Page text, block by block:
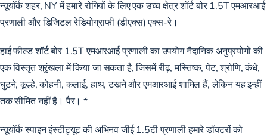
न्यूयॉर्क शहर, NY में हमारे रोगियों के लिए एक उच्च क्षेत्र शॉर्ट बोर 1.5T एमआरआई
प्रणाली और डिजिटल रेडियोग्राफी (डीएक्स) एक्स-रे।
हाई फील्ड शॉर्ट बोर 1.5T एमआरआई प्रणाली का उपयोग नैदानिक ​​अनुप्रयोगों की
एक विस्तृत श्रृंखला में किया जा सकता है, जिसमें रीढ़, मस्तिष्क, पेट, श्रोणि, कंधे,
घुटने, कूल्हे, कोहनी, कलाई, हाथ, टखने और एमआरआई शामिल हैं, लेकिन यह इन्हीं
तक सीमित नहीं है। पैर। *
न्यूयॉर्क स्पाइन इंस्टीट्यूट की अभिनव जीई 1.5टी प्रणाली हमारे डॉक्टरों को